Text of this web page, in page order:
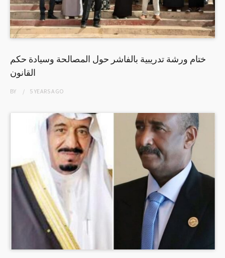
ختام ورشة تدريبية بالفاشر حول المصالحة وسيادة حكم
القانون
BY 5 YEARSAGO